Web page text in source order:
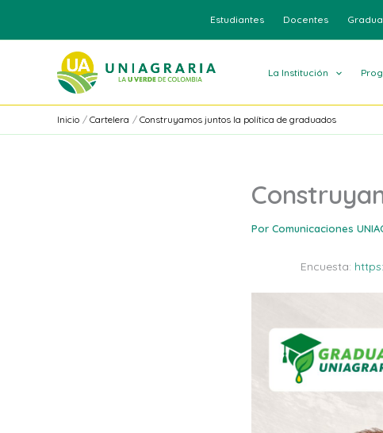
contenido
Estudiantes Docentes
La Institución
Inicio Cartelera Construyamos juntos la política de graduados
Por Comunicaciones
Encuesta: